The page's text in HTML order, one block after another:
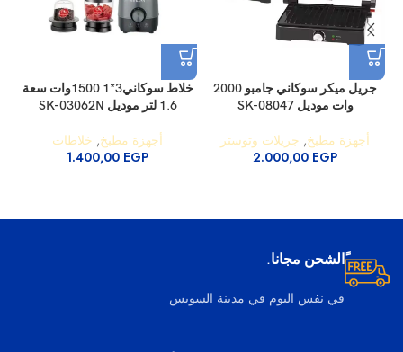
جريل ميكر سوكاني جامبو 2000
وات موديل SK-08047
أجهزة مطبخ, جريلات وتوستر
2.000,00 EGP
خلاط سوكاني3*1 1500وات سعة
1.6 لتر موديل SK-03062N
أجهزة مطبخ, خلاطات
1.400,00 EGP
ًالشحن مجانا.
في نفس اليوم في مدينة السويس